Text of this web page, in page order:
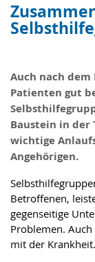
Auch nach
Patienten gut
Baustein in der
wichtige
Angehörigen.
Betroffenen,
gegenseitige
Problemen.
mit der Krankheit.